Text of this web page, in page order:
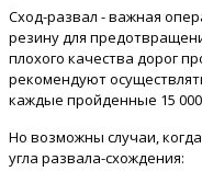
Сход-развал - важная
резину для
плохого качества дорог
рекомендуют
каждые пройденные 15
Но возможны случаи,
угла развала-схождения: